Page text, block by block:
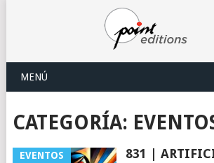
MENÚ
CATEGORÍA:
EVENTOS
831 |